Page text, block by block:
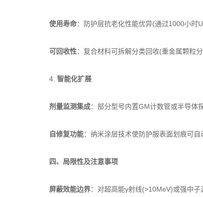
​使用寿命​：防护层抗老化性能优异(通过1000小时
​可回收性​：复合材料可拆解分类回收(重金属颗粒
4. ​ ​智能化扩展​
​剂量监测集成​：部分型号内置GM计数管或半导体
​自修复功能​：纳米涂层技术使防护服表面划痕可
​四、局限性及注意事项​
​屏蔽效能边界​：对超高能γ射线(>10MeV)或强中子